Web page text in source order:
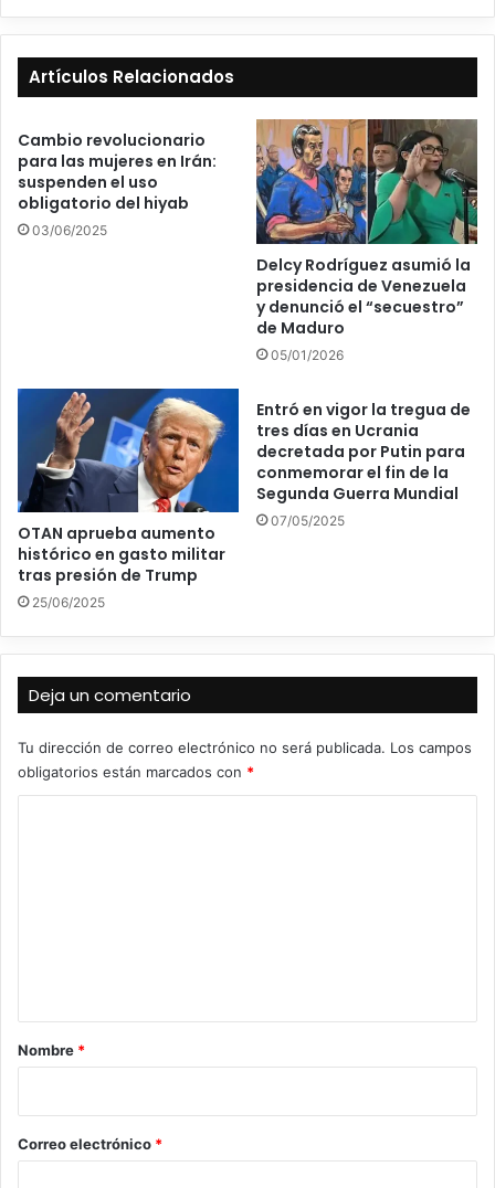
Artículos Relacionados
Cambio revolucionario
para las mujeres en Irán:
suspenden el uso
obligatorio del hiyab
03/06/2025
Delcy Rodríguez asumió la
presidencia de Venezuela
y denunció el “secuestro”
de Maduro
05/01/2026
OTAN aprueba aumento
histórico en gasto militar
tras presión de Trump
25/06/2025
Entró en vigor la tregua de
tres días en Ucrania
decretada por Putin para
conmemorar el fin de la
Segunda Guerra Mundial
07/05/2025
Deja un comentario
Tu dirección de correo electrónico no será publicada. Los campos
obligatorios están marcados con *
r
*
Nombre *
Correo electrónico *